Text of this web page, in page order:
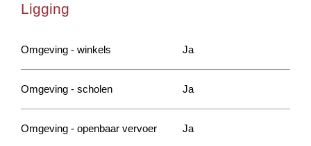
Ligging
Omgeving - winkels Ja
Omgeving - scholen Ja
Omgeving - openbaar vervoer Ja